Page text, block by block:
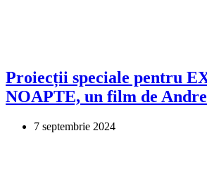
Proiecții speciale pentru
NOAPTE, un film de
7 septembrie 2024